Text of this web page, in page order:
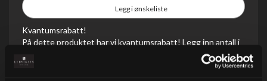
Legg i ønskeliste
Kvantumsrabatt!
På dette produktet har vi kvantumsrabatt! Legg inn antall i